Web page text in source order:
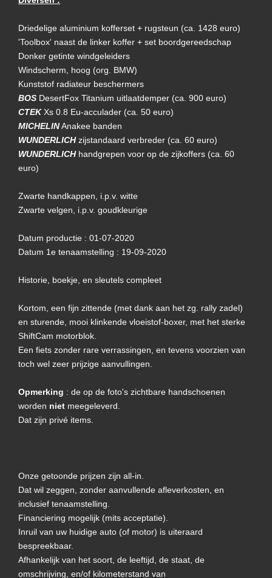
Driedelige aluminium kofferset + rugsteun (ca. 1428 euro)
'Toolbox' naast de linker koffer + set boordgereedschap
Donker getinte windgeleiders
Windscherm, hoog (org. BMW)
Kunststof radiateur beschermers
BOS DesertFox Titanium uitlaatdemper (ca. 900 euro)
CTEKXs 0.8 Eu-acculader (ca. 50 euro)
MICHELINAnakee banden
WUNDERLICHzijstandaard verbreder (ca. 60 euro)
WUNDERLICHhandgrepen voor op de zijkoffers (ca. 60
euro)
Zwarte handkappen, i.p.v. witte
Zwarte velgen, i.p.v. goudkleurige
Datum productie : 01-07-2020
Datum 1e tenaamstelling : 19-09-2020
Historie, boekje, en sleutels compleet
Kortom, een fijn zittende (met dank aan het zg. rally zadel)
en sturende, mooi klinkende vloeistof-boxer, met het sterke
ShiftCam motorblok.
Een fiets zonder rare verrassingen, en tevens voorzien van
toch wel zeer prijzige aanvullingen.
Opmerking : de op de foto's zichtbare handschoenen
worden niet meegeleverd.
Dat zijn privé items.
Onze getoonde prijzen zijn all-in.
Dat wil zeggen, zonder aanvullende afleverkosten, en
inclusief tenaamstelling.
Financiering mogelijk (mits acceptatie).
Inruil van uw huidige auto (of motor) is uiteraard
bespreekbaar.
Afhankelijk van het soort, de leeftijd, de staat, de
omschrijving, en/of kilometerstand van